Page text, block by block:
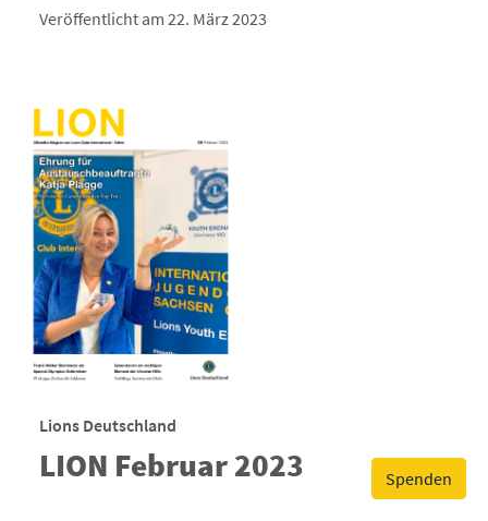
Spenden
Veröffentlicht am 22. März 2023
Lions Deutschland
LION Februar 2023